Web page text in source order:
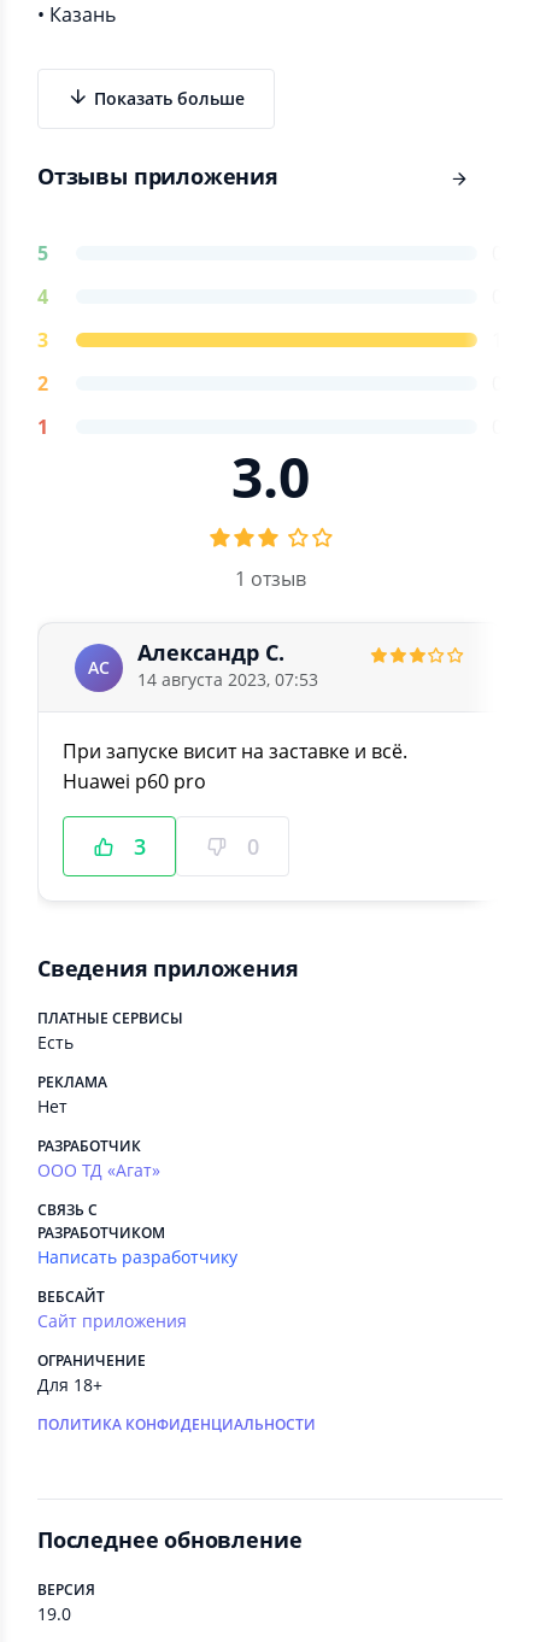
• Казань
Показать больше
Отзывы приложения
5
4
3
2
1
3.0
1 отзыв
АС
Александр С.
14 августа 2023, 07:53
При запуске висит на заставке и всё.
Huawei p60 pro
3 0
Сведения приложения
ПЛАТНЫЕ СЕРВИСЫ
Есть
РЕКЛАМА
Нет
РАЗРАБОТЧИК
ООО ТД «Агат»
СВЯЗЬ С
РАЗРАБОТЧИКОМ
Написать разработчику
ВЕБСАЙТ
Сайт приложения
ОГРАНИЧЕНИЕ
Для 18+
ПОЛИТИКА КОНФИДЕНЦИАЛЬНОСТИ
Последнее обновление
ВЕРСИЯ
19.0